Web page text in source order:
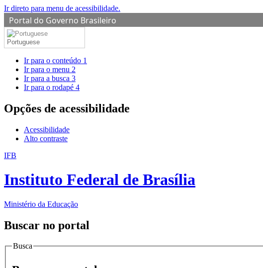
Ir direto para menu de acessibilidade.
Portal do Governo Brasileiro
Portuguese
Ir para o conteúdo 1
Ir para o menu 2
Ir para a busca 3
Ir para o rodapé 4
Opções de acessibilidade
Acessibilidade
Alto contraste
IFB
Instituto Federal de Brasília
Ministério da Educação
Buscar no portal
Busca